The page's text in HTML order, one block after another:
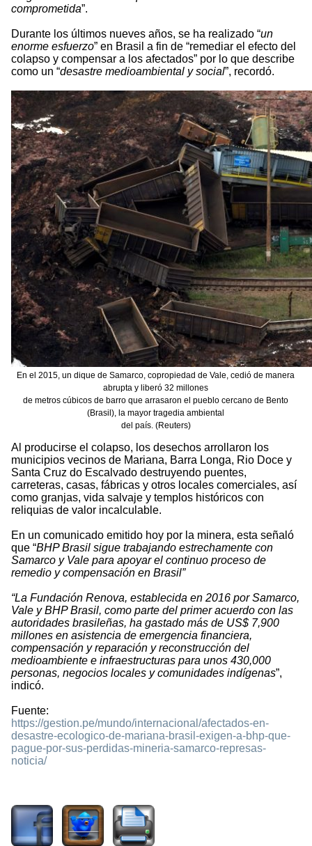
comprometida”.
Durante los últimos nueves años, se ha realizado “un
enorme esfuerzo” en Brasil a fin de “remediar el efecto del
colapso y compensar a los afectados” por lo que describe
como un “desastre medioambiental y social”, recordó.
En el 2015, un dique de Samarco, copropiedad de Vale, cedió de manera
abrupta y liberó 32 millones
de metros cúbicos de barro que arrasaron el pueblo cercano de Bento
(Brasil), la mayor tragedia ambiental
del país. (Reuters)
Al producirse el colapso, los desechos arrollaron los
municipios vecinos de Mariana, Barra Longa, Rio Doce y
Santa Cruz do Escalvado destruyendo puentes,
carreteras, casas, fábricas y otros locales comerciales, así
como granjas, vida salvaje y templos históricos con
reliquias de valor incalculable.
En un comunicado emitido hoy por la minera, esta señaló
que “BHP Brasil sigue trabajando estrechamente con
Samarco y Vale para apoyar el continuo proceso de
remedio y compensación en Brasil”
“La Fundación Renova, establecida en 2016 por Samarco,
Vale y BHP Brasil, como parte del primer acuerdo con las
autoridades brasileñas, ha gastado más de US$ 7,900
millones en asistencia de emergencia financiera,
compensación y reparación y reconstrucción del
medioambiente e infraestructuras para unos 430,000
personas, negocios locales y comunidades indígenas”,
indicó.
Fuente:
https://gestion.pe/mundo/internacional/afectados-en-
desastre-ecologico-de-mariana-brasil-exigen-a-bhp-que-
pague-por-sus-perdidas-mineria-samarco-represas-
noticia/